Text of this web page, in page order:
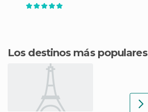
Los destinos más populares